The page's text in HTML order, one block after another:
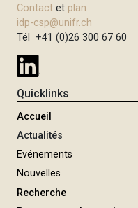
Contact et plan
idp-csp@unifr.ch
Tél +41 (0)26 300 67 60
Quicklinks
Accueil
Actualités
Evénements
Nouvelles
Recherche